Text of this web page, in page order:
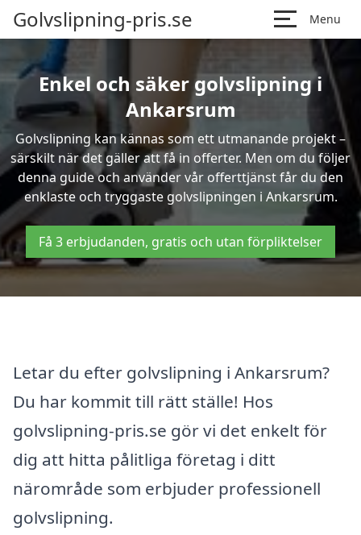
Golvslipning-pris.se Menu
Enkel och säker golvslipning i
Ankarsrum
Golvslipning kan kännas som ett utmanande projekt –
särskilt när det gäller att få in offerter. Men om du följer
denna guide och använder vår offerttjänst får du den
enklaste och tryggaste golvslipningen i Ankarsrum.
Få 3 erbjudanden, gratis och utan förpliktelser
Letar du efter golvslipning i Ankarsrum?
Du har kommit till rätt ställe! Hos
golvslipning-pris.se gör vi det enkelt för
dig att hitta pålitliga företag i ditt
närområde som erbjuder professionell
golvslipning.